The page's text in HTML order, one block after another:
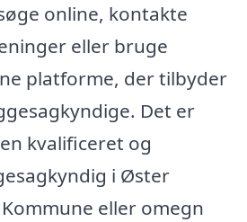
online, kontakte
eller bruge
platforme, der tilbyder
Det er
kvalificeret og
i Øster
eller omegn